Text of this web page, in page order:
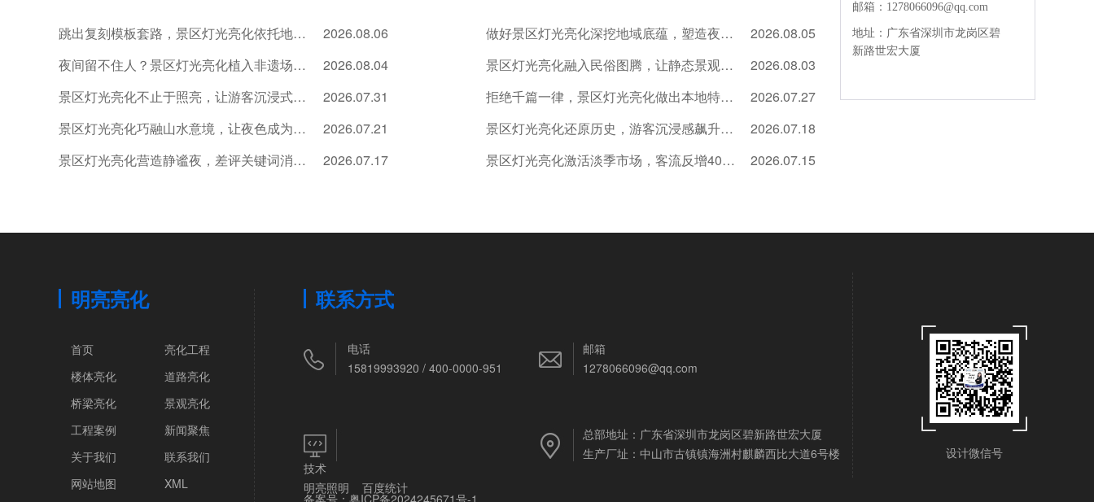
跳出复刻模板套路，景区灯光亮化依托地域文化形成竞争优势 2026.08.06 做好景区灯光亮化深挖地域底蕴，塑造夜游 IP 激活景区夜间流量
2026.08.05
夜间留不住人？景区灯光亮化植入非遗场景延长游览时长
2026.08.04 景区灯光亮化融入民俗图腾，让静态景观变成朋友圈热门背景
2026.08.03
景区灯光亮化不止于照亮，让游客沉浸式感受在地文化魅力
2026.07.31 拒绝千篇一律，景区灯光亮化做出本地特色，回头客自然多
2026.07.27
景区灯光亮化巧融山水意境，让夜色成为游客打卡新理由
2026.07.21 景区灯光亮化还原历史，游客沉浸感飙升85%，好评如潮！
2026.07.18
景区灯光亮化营造静谧夜，差评关键词消失，好评提及率8成！
2026.07.17 景区灯光亮化激活淡季市场，客流反增40%，全年无淡季！ 2026.07.15
邮箱： 1278066096@qq.com
地址： 广东省深圳市龙岗区碧
新路世宏大厦
明亮亮化
首页
亮化工程
楼体亮化
道路亮化
桥梁亮化
景观亮化
工程案例
新闻聚焦
关于我们
联系我们
网站地图
XML
联系方式
电话
15819993920 / 400-0000-951
邮箱
1278066096@qq.com
技术
明亮照明
百度统计
总部地址：广东省深圳市龙岗区碧新路世宏大厦
生产厂址：中山市古镇镇海洲村麒麟西比大道6号楼
设计微信号